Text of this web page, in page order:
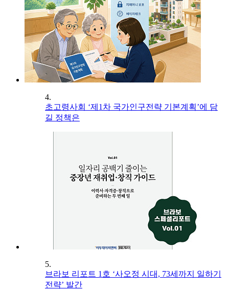
4.
초고령사회 ‘제1차 국가인구전략 기본계획’에 담
길 정책은
5.
브라보 리포트 1호 ‘사오정 시대, 73세까지 일하기
전략’ 발간